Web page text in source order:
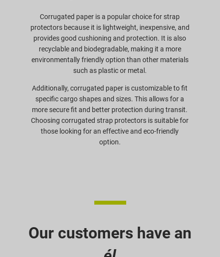
Corrugated paper is a popular choice for strap
protectors because it is lightweight, inexpensive, and
provides good cushioning and protection. It is also
recyclable and biodegradable, making it a more
environmentally friendly option than other materials
such as plastic or metal.
Additionally, corrugated paper is customizable to fit
specific cargo shapes and sizes. This allows for a
more secure fit and better protection during transit.
Choosing corrugated strap protectors is suitable for
those looking for an effective and eco-friendly
option.
Our customers have an